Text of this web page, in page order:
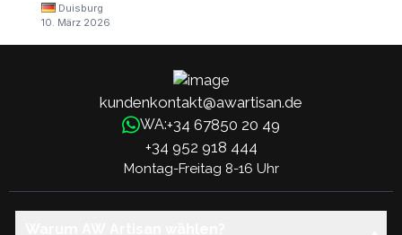
Duisburg
10. März 2026
kundenkontakt@awartisan.de
WA:+34 67850 20 49
+34 952 918 444
Montag-Freitag 8-16 Uhr